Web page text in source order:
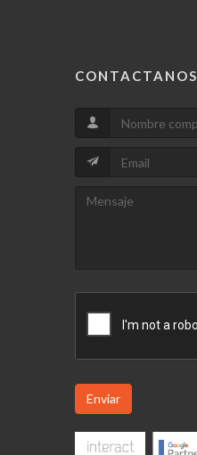
CONTACTANOS
Enviar